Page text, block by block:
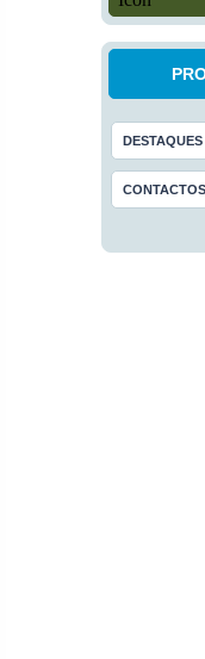
DESTAQUES
CONTACTOS